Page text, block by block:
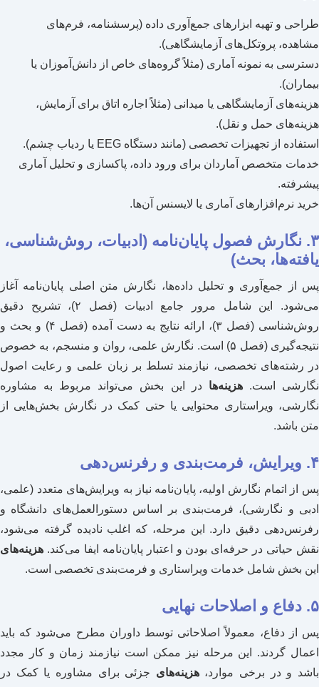
طراحی و تهیه ابزارهای جمع‌آوری داده (پرسشنامه، فرم‌های
مشاهده، پروتکل‌های آزمایشگاهی).
دسترسی به نمونه آماری (مثلاً گروه‌های خاص از دانش‌آموزان یا
بیماران).
هزینه‌های آزمایشگاهی یا میدانی (مثلاً اجاره اتاق برای آزمایش،
هزینه‌های حمل و نقل).
استفاده از تجهیزات تخصصی (مانند دستگاه EEG یا ردیاب چشم).
خدمات متخصص آماردان برای ورود داده، پاکسازی و تحلیل آماری
پیشرفته.
خرید نرم‌افزارهای آماری یا لایسنس آن‌ها.
۳. نگارش فصول پایان‌نامه (ادبیات، روش‌شناسی،
یافته‌ها، بحث)
پس از جمع‌آوری و تحلیل داده‌ها، نگارش متن اصلی پایان‌نامه آغاز
می‌شود. این شامل مرور جامع ادبیات (فصل ۲)، تشریح دقیق
روش‌شناسی (فصل ۳)، ارائه نتایج به دست آمده (فصل ۴) و بحث و
نتیجه‌گیری (فصل ۵) است. نگارش علمی، روان و منسجم، به خصوص
در رشته‌های تخصصی، نیازمند تسلط بر زبان علمی و رعایت اصول
نگارشی است.هزینه‌ها در این بخش می‌تواند مربوط به مشاوره
نگارشی، ویراستاری محتوایی یا حتی کمک در نگارش بخش‌هایی از
متن باشد.
۴. ویرایش، فرمت‌بندی و رفرنس‌دهی
پس از اتمام نگارش اولیه، پایان‌نامه نیاز به ویرایش‌های متعدد (علمی،
ادبی و نگارشی)، فرمت‌بندی بر اساس دستورالعمل‌های دانشگاه و
رفرنس‌دهی دقیق دارد. این مرحله، که اغلب نادیده گرفته می‌شود،
نقش حیاتی در حرفه‌ای بودن و اعتبار پایان‌نامه ایفا می‌کند. هزینه‌های
این بخش شامل خدمات ویراستاری و فرمت‌بندی تخصصی است.
۵. دفاع و اصلاحات نهایی
پس از دفاع، معمولاً اصلاحاتی توسط داوران مطرح می‌شود که باید
اعمال گردند. این مرحله نیز ممکن است نیازمند زمان و کار مجدد
باشد و در برخی موارد،هزینه‌های جزئی برای مشاوره یا کمک در